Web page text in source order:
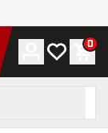
Konto
Min 0